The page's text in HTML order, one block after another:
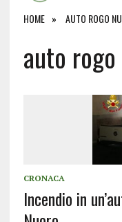
HOME AUTO ROGO
auto
CRONACA
Incendio in